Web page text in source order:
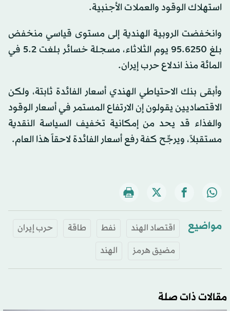
استهلاك الوقود والعملات الأجنبية.
وانخفضت الروبية الهندية إلى مستوى قياسي منخفض
بلغ 95.6250 يوم الثلاثاء، مسجلة خسائر بلغت 5.2 في
المائة منذ اندلاع حرب إيران.
وأبقى بنك الاحتياطي الهندي أسعار الفائدة ثابتة، ولكن
الاقتصاديين يقولون إن الارتفاع المستمر في أسعار الوقود
والغذاء قد يحد من إمكانية تخفيف السياسة النقدية
مستقبلاً، ويرجِّح كفة رفع أسعار الفائدة لاحقاً هذا العام.
مواضيع اقتصاد الهند نفط طاقة
حرب إيران
مضيق هرمز
الهند
مقالات ذات صلة